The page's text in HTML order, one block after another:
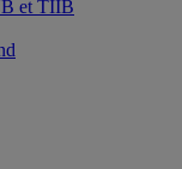
et TIIB